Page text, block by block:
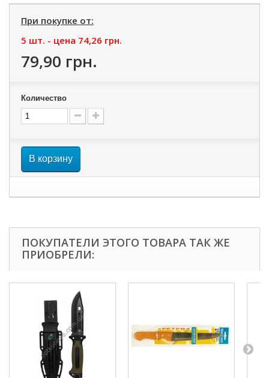
При покупке от:
5 шт. - цена 74,26 грн.
79,90 грн.
Количество
В корзину
ПОКУПАТЕЛИ ЭТОГО ТОВАРА ТАК ЖЕ
ПРИОБРЕЛИ: